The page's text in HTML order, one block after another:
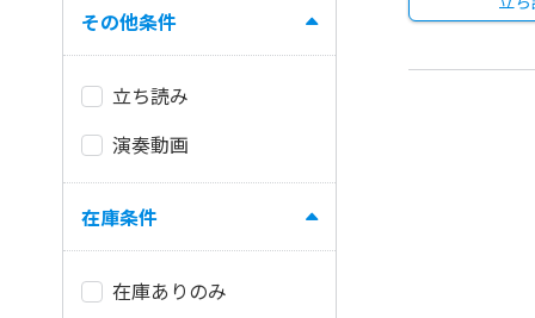
その他条件
立ち読み
演奏動画
在庫条件
在庫ありのみ